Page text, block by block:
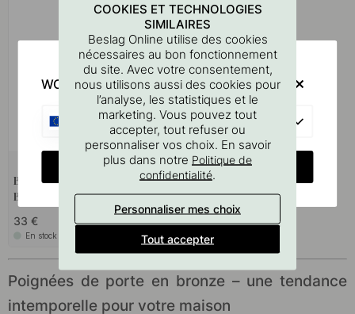
+ COULEURS
Butée De Porte Helix Stripe -
Bronze antique
33 €
En stock
Poignées de porte en bronze – une tendance
intemporelle pour votre maison
COOKIES ET TECHNOLOGIES
SIMILAIRES
Beslag Online utilise des cookies
nécessaires au bon fonctionnement
du site. Avec votre consentement,
nous utilisons aussi des cookies pour
l’analyse, les statistiques et le
marketing. Vous pouvez tout
accepter, tout refuser ou
personnaliser vos choix. En savoir
plus dans notre Politique de
confidentialité.
Personnaliser mes choix
Tout accepter
WOULD YOU RATHER VISIT?
CHANGE COUNTRY